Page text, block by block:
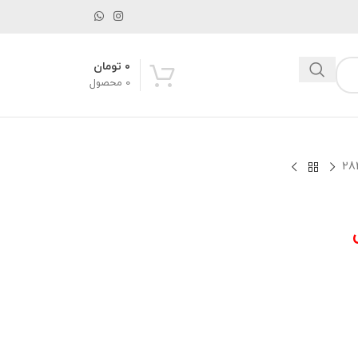
0 محصول
۰ تومان